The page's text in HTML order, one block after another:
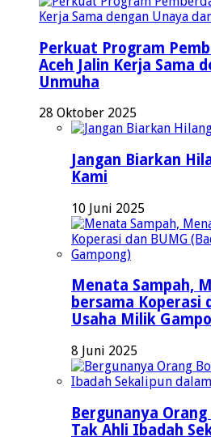
Perkuat Program
Aceh Jalin Kerja Sama
Unmuha
28 Oktober 2025
Jangan Biarkan
Kami
10 Juni 2025
Menata Sampah,
bersama Koperasi
Usaha Milik
8 Juni 2025
Bergunanya
Tak Ahli Ibadah